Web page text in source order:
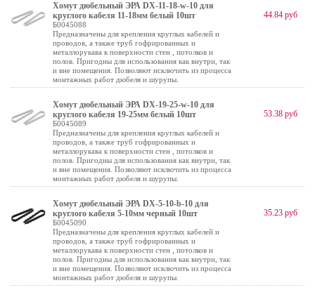
Хомут дюбельный ЭРА DX-11-18-w-10 для
круглого кабеля 11-18мм белый 10шт
Б0045088
Предназначены для крепления круглых кабелей и
проводов, а также труб гофрированных и
металлорукава к поверхности стен , потолков и
полов. Пригодны для использования как внутри, так
и вне помещения. Позволяют исключить из процесса
монтажных работ дюбеля и шурупы.
44.84 руб
Хомут дюбельный ЭРА DX-19-25-w-10 для
круглого кабеля 19-25мм белый 10шт
Б0045089
Предназначены для крепления круглых кабелей и
проводов, а также труб гофрированных и
металлорукава к поверхности стен , потолков и
полов. Пригодны для использования как внутри, так
и вне помещения. Позволяют исключить из процесса
монтажных работ дюбеля и шурупы.
53.38 руб
Хомут дюбельный ЭРА DX-5-10-b-10 для
круглого кабеля 5-10мм черный 10шт
Б0045090
Предназначены для крепления круглых кабелей и
проводов, а также труб гофрированных и
металлорукава к поверхности стен , потолков и
полов. Пригодны для использования как внутри, так
и вне помещения. Позволяют исключить из процесса
монтажных работ дюбеля и шурупы.
35.23 руб